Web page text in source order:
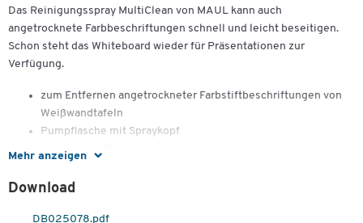
Mehr anzeigen
Das Reinigungsspray MultiClean von MAUL kann auch
angetrocknete Farbbeschriftungen schnell und leicht beseitigen.
Schon steht das Whiteboard wieder für Präsentationen zur
Verfügung.
zum Entfernen angetrockneter Farbstiftbeschriftungen von
Weißwandtafeln
Pumpflasche mit Spraykopf
Inhalt: 250 ml
Download
DB025078.pdf
Zum Zoomen doppeltippen